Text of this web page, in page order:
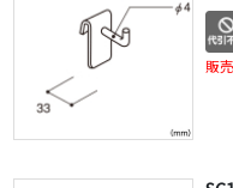
販